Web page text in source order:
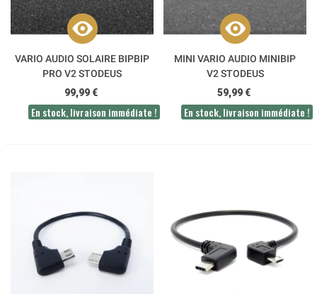
VARIO AUDIO SOLAIRE BIPBIP
PRO V2 STODEUS
99,99 €
En stock, livraison immédiate !
MINI VARIO AUDIO MINIBIP
V2 STODEUS
59,99 €
En stock, livraison immédiate !